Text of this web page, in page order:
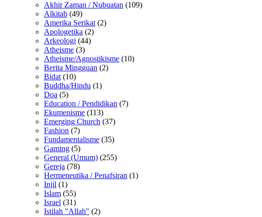
Akhir Zaman / Nubuatan (109)
Alkitab (49)
Amerika Serikat(2)
Apologetika (2)
Arkeologi (44)
Atheisme (3)
Atheisme/Agnostikisme (10)
Berita Mingguan (2)
Bidat(10)
Buddha/Hindu (1)
Doa (5)
Education / Pendidikan (7)
Ekumenisme (113)
Emerging Church (37)
Fashion (7)
Fundamentalisme (35)
Gaming (5)
General (Umum) (255)
Gereja (78)
Hermeneutika / Penafsiran (1)
Injil (1)
Islam (55)
Israel (31)
Istilah "Allah" (2)